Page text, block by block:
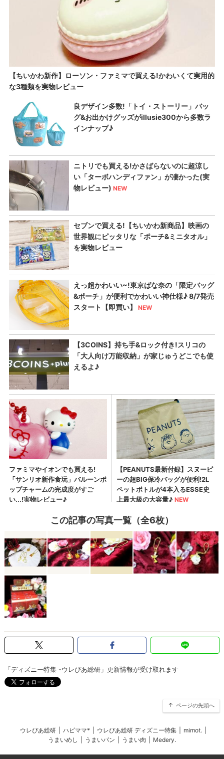
この記事の写真一覧（全6枚）
「ディズニー特集 -ウレぴあ総研」更新情報が受け取れます
ページの先頭へ
ウレぴあ総研 ハピママ* ウレぴあ総研 ディズニー特集 mimot.
うまいめし
うまいパン うまい肉 Medery.